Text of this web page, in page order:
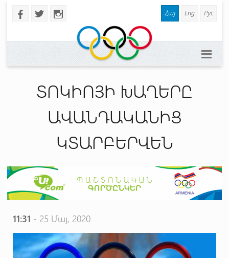
b a x Հայ Eng Рус
ՏՈԿԻՈՅԻ ԽԱՂԵՐԸ
ԱՎԱՆԴԱԿԱՆԻՑ
ԿՏԱՐԲԵՐՎԵՆ
11:31 - 25 Մայ, 2020